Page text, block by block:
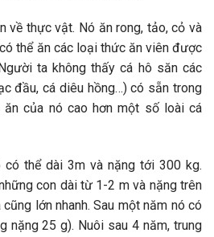
về thực vật. Nó ăn rong, tảo, cỏ và
thể ăn các loại thức ăn viên được
ta không thấy cá hô săn các
đầu, cá diêu hồng…) có sẵn trong
của nó cao hơn một số loài cá
có thể dài 3m và nặng tới 300 kg.
con dài từ 1-2 m và nặng trên
lớn nhanh. Sau một năm nó có
nặng 25 g). Nuôi sau 4 năm, trung